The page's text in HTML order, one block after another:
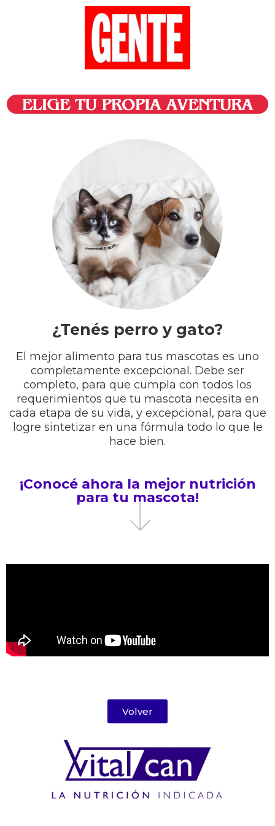
¿Tenés perro y gato?
El mejor alimento para tus mascotas es uno
completamente excepcional. Debe ser
completo, para que cumpla con todos los
requerimientos que tu mascota necesita en
cada etapa de su vida, y excepcional, para que
logre sintetizar en una fórmula todo lo que le
hace bien.
¡Conocé ahora la mejor nutrición
para tu mascota!
Volver